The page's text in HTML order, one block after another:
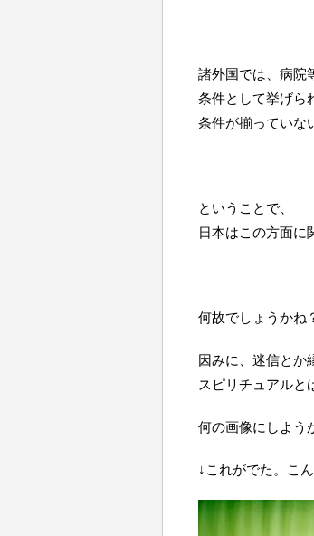
諸外国では、病院
条件として挙げら
条件が揃っていな
ということで、
日本はこの方面に
何故でしょうかね
因みに、迷信とか
スピリチュアルと
何の画像にしよう
↓これがでた。こ